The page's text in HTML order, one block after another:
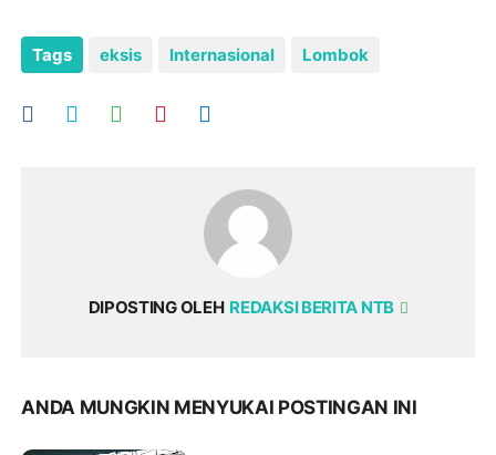
Tags eksis Internasional Lombok
DIPOSTING OLEH REDAKSI BERITA NTB
ANDA MUNGKIN MENYUKAI POSTINGAN INI